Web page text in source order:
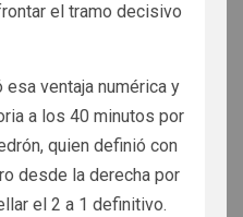
el tramo decisivo
esa ventaja numérica y
a los 40 minutos por
quien definió con
desde la derecha por
el 2 a 1 definitivo.